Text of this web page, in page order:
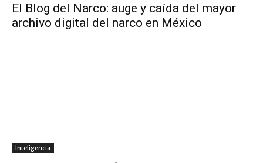
El Blog del Narco: auge y caída del mayor
archivo digital del narco en México
Inteligencia